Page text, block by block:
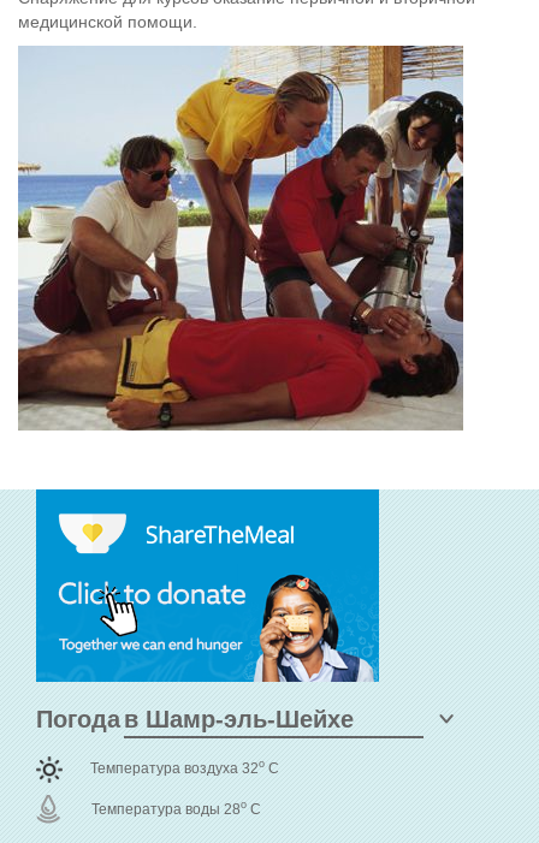
медицинской помощи.
Погода
Температура воздуха 32o C
Температура воды 28o C